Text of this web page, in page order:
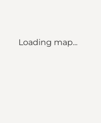
Loading map...